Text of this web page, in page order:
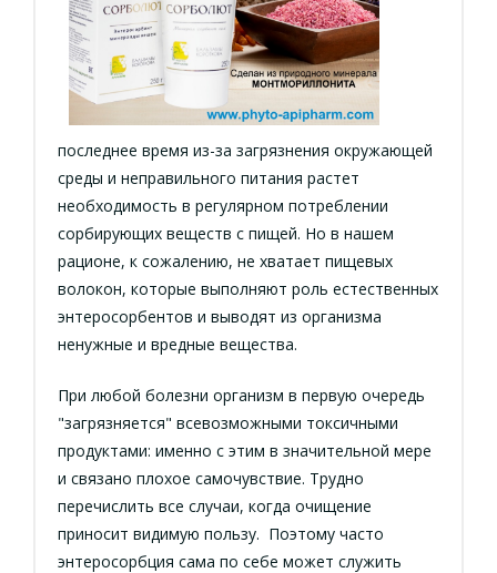
последнее время из-за загрязнения окружающей
среды и неправильного питания растет
необходимость в регулярном потреблении
сорбирующих веществ с пищей. Но в нашем
рационе, к сожалению, не хватает пищевых
волокон, которые выполняют роль естественных
энтеросорбентов и выводят из организма
ненужные и вредные вещества.
При любой болезни организм в первую очередь
"загрязняется" всевозможными токсичными
продуктами: именно с этим в значительной мере
и связано плохое самочувствие. Трудно
перечислить все случаи, когда очищение
приносит видимую пользу. Поэтому часто
энтеросорбция сама по себе может служить